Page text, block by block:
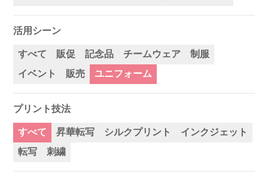
活用シーン
すべて 販促 記念品 チームウェア
制服
イベント
販売 ユニフォーム
プリント技法
すべて 昇華転写 シルクプリント
インクジェット
転写
刺繍